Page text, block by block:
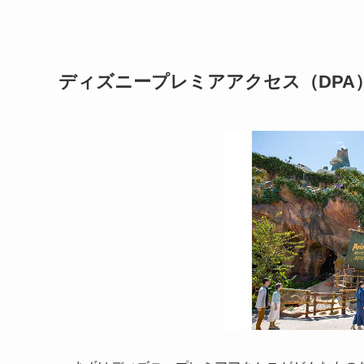
ディズニープレミアアクセス（DPA